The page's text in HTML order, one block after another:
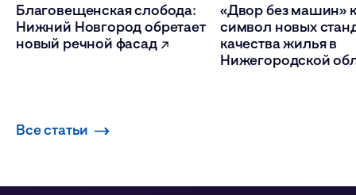
Благовещенская слобода:
Нижний Новгород обретает
новый речной фасад
«Двор без машин»
символ новых
качества жилья в
Нижегородской
Все статьи